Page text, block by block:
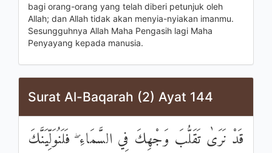
bagi orang-orang yang telah diberi petunjuk oleh
Allah; dan Allah tidak akan menyia-nyiakan imanmu.
Sesungguhnya Allah Maha Pengasih lagi Maha
Penyayang kepada manusia.
Surat Al-Baqarah (2) Ayat 144
قَدْ نَرَىٰ تَقَلُّبَ وَجْهِكَ فِي السَّمَاءِ ۖ فَلَنُوَلِّيَنَّكَ